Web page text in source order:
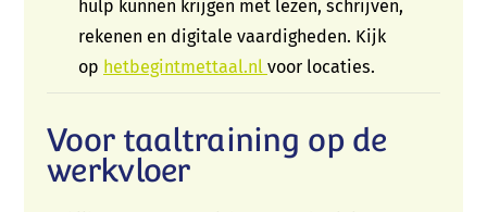
hulp kunnen krijgen met lezen, schrijven,
rekenen en digitale vaardigheden. Kijk
op hetbegintmettaal.nl voor locaties.
Voor taaltraining op de
werkvloer